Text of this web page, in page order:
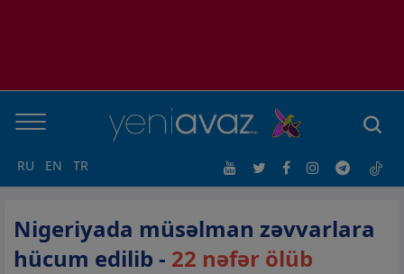
RU EN TR
Nigeriyada müsəlman zəvvarlara
hücum edilib - 22 nəfər ölüb